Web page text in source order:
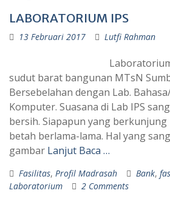
LABORATORIUM IPS
13 Februari 2017 Lutfi Rahman
sudut barat bangunan MTsN
Bersebelahan dengan Lab.
Komputer. Suasana di Lab IPS
bersih. Siapapun yang berkunjung
betah berlama-lama. Hal yang
gambar Lanjut Baca …
Fasilitas, Profil Madrasah Bank,
Laboratorium
2 Comments